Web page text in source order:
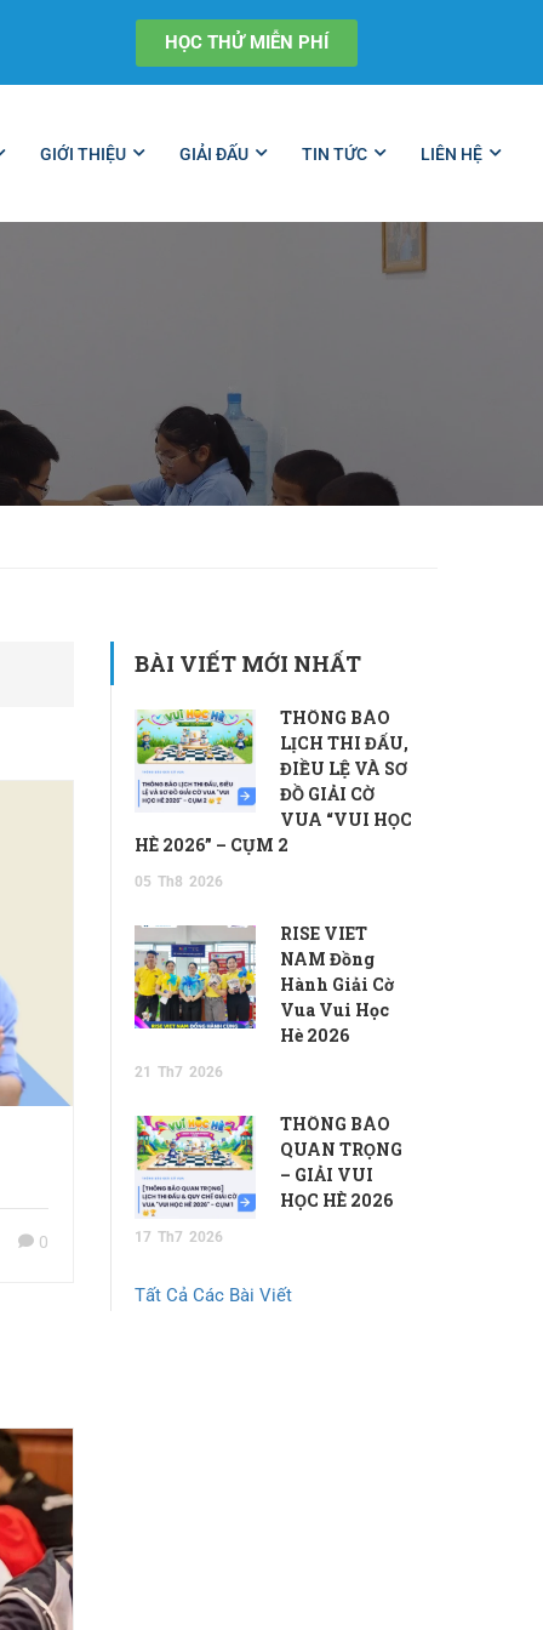
HỌC THỬ MIỄN PHÍ
GIỚI THIỆU GIẢI ĐẤU TIN TỨC LIÊN HỆ
0
BÀI VIẾT MỚI NHẤT
THÔNG BÁO
LỊCH THI ĐẤU,
ĐIỀU LỆ VÀ SƠ
ĐỒ GIẢI CỜ
VUA “VUI HỌC
HÈ 2026” – CỤM 2
05 Th8 2026
RISE VIET
NAM Đồng
Hành Giải Cờ
Vua Vui Học
Hè 2026
21 Th7 2026
THÔNG BÁO
QUAN TRỌNG
– GIẢI VUI
HỌC HÈ 2026
17 Th7 2026
Tất Cả Các Bài Viết